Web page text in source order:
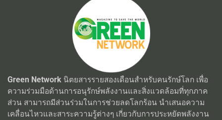
Green Network นิตยสารรายสองเดือนสำหรับคนรักษ์โลก เพื่อ
ความร่วมมือด้านการอนุรักษ์พลังงานและสิ่งแวดล้อมที่ทุกภาค
ส่วน สามารถมีส่วนร่วมในการช่วยลดโลกร้อน นำเสนอความ
เคลื่อนไหวและสาระความรู้ต่างๆ เกี่ยวกับการประหยัดพลังงาน